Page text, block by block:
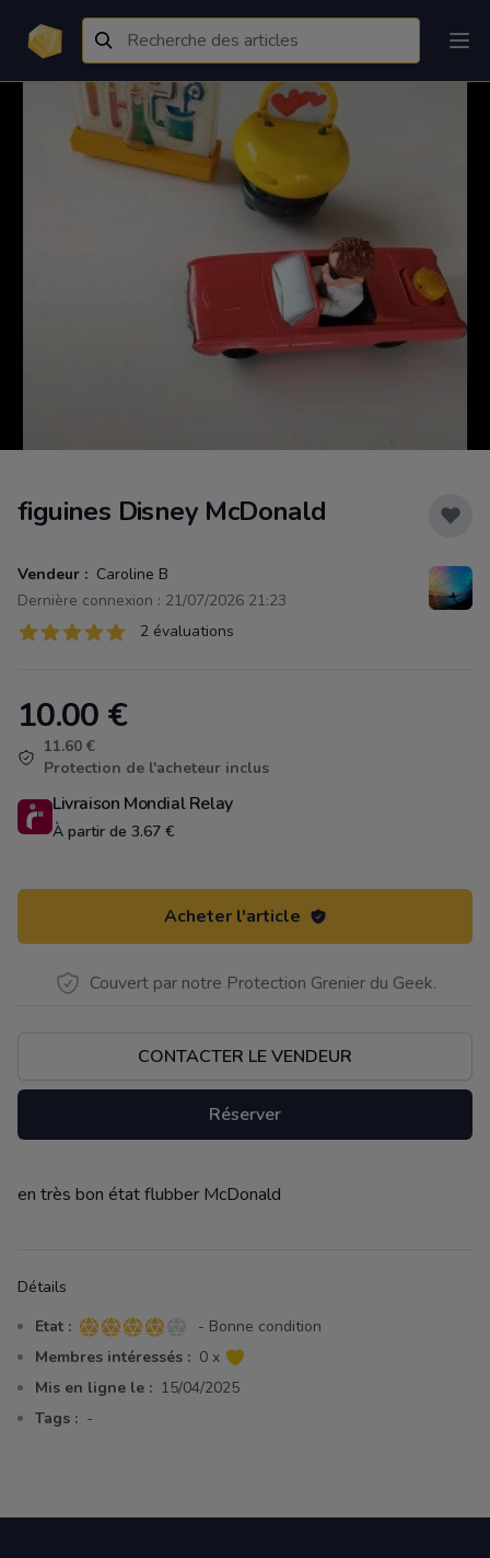
figuines Disney McDonald
Vendeur : Caroline B
Dernière connexion : 21/07/2026 21:23
Évaluations
2 sur 5 étoiles 2 évaluations
Product information
10.00 €
11.60 €
Protection de l'acheteur inclus
Livraison Mondial Relay
À partir de 3.67 €
Acheter l'article
Couvert par notre Protection Grenier du Geek.
CONTACTER LE VENDEUR
Réserver
Description
en très bon état flubber McDonald
Détails
Etat : 4 sur 5 étoiles
- Bonne condition
Membres intéressés : 0 x
Mis en ligne le : 15/04/2025
Tags : -